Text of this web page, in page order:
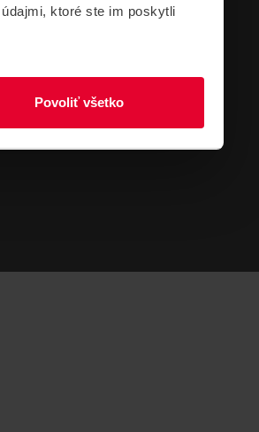
ktoré ste im poskytli
Povoliť všetko